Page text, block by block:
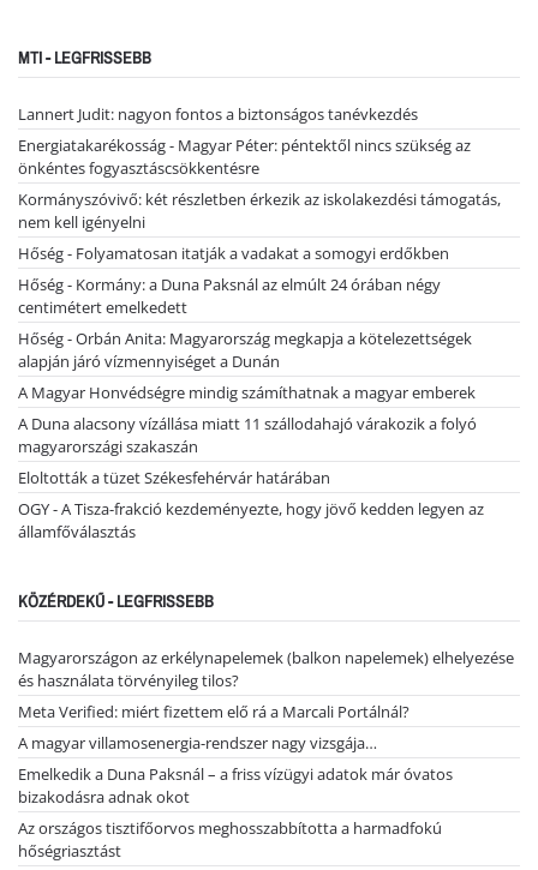
MTI - LEGFRISSEBB
Lannert Judit: nagyon fontos a biztonságos tanévkezdés
Energiatakarékosság - Magyar Péter: péntektől nincs szükség az
önkéntes fogyasztáscsökkentésre
Kormányszóvivő: két részletben érkezik az iskolakezdési támogatás,
nem kell igényelni
Hőség - Folyamatosan itatják a vadakat a somogyi erdőkben
Hőség - Kormány: a Duna Paksnál az elmúlt 24 órában négy
centimétert emelkedett
Hőség - Orbán Anita: Magyarország megkapja a kötelezettségek
alapján járó vízmennyiséget a Dunán
A Magyar Honvédségre mindig számíthatnak a magyar emberek
A Duna alacsony vízállása miatt 11 szállodahajó várakozik a folyó
magyarországi szakaszán
Eloltották a tüzet Székesfehérvár határában
OGY - A Tisza-frakció kezdeményezte, hogy jövő kedden legyen az
államfőválasztás
KÖZÉRDEKŰ - LEGFRISSEBB
Magyarországon az erkélynapelemek (balkon napelemek) elhelyezése
és használata törvényileg tilos?
Meta Verified: miért fizettem elő rá a Marcali Portálnál?
A magyar villamosenergia-rendszer nagy vizsgája…
Emelkedik a Duna Paksnál – a friss vízügyi adatok már óvatos
bizakodásra adnak okot
Az országos tisztifőorvos meghosszabbította a harmadfokú
hőségriasztást